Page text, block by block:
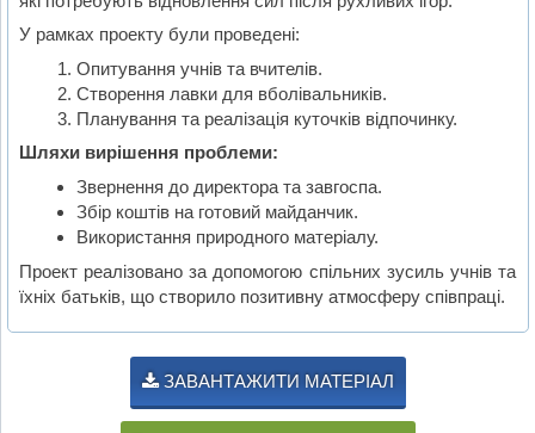
У рамках проекту були проведені:
Опитування учнів та вчителів.
Створення лавки для вболівальників.
Планування та реалізація куточків відпочинку.
Шляхи вирішення проблеми:
Звернення до директора та завгоспа.
Збір коштів на готовий майданчик.
Використання природного матеріалу.
Проект реалізовано за допомогою спільних зусиль учнів та
їхніх батьків, що створило позитивну атмосферу співпраці.
ЗАВАНТАЖИТИ МАТЕРІАЛ